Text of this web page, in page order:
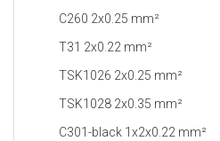
C260 2x0.25 mm²
T31 2x0.22 mm²
TSK1026 2x0.25 mm²
TSK1028 2x0.35 mm²
C301-black 1x2x0.22 mm²